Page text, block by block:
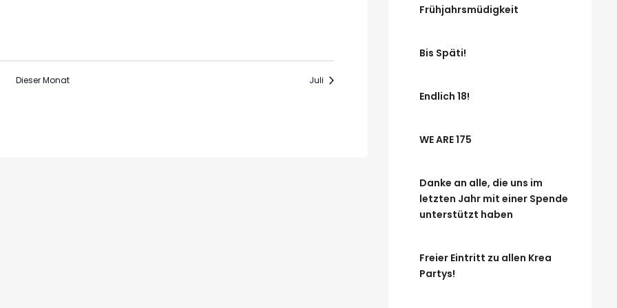
Dieser Monat Juli
Frühjahrsmüdigkeit
Bis Späti!
Endlich 18!
WE ARE 175
Danke an alle, die uns im
letzten Jahr mit einer Spende
unterstützt haben
Freier Eintritt zu allen Krea
Partys!